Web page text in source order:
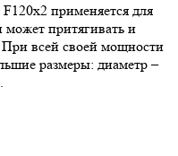
применяется для
притягивать и
При всей своей мощности
размеры: диаметр –